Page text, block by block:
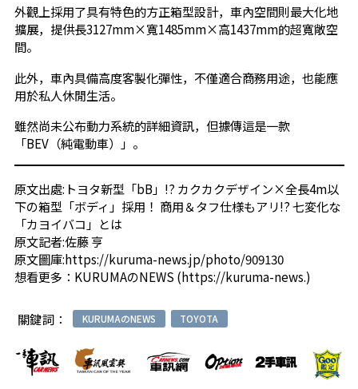
外觀上採用了具有特色的方正箱型設計，車內空間則最大化地
擴展，提供長3127mm×寬1485mm×高1437mm的超寬敞空
間。
此外，車內具備高度客製化彈性，不僅適合商務用途，也能應
用於私人休閒生活。
雖然尚未公布動力系統的詳細資訊，但據傳這是一款
「BEV（純電動車）」。
原文出處: トヨタ新型「bB」!? カクカクデザイン×全長4m以
下の箱型「ボディ」採用！ 商用＆タフ仕様もアリ!? 七変化な
「カヨイバコ」とは
原文記者:佐藤 亨
原文圖庫:https://kuruma-news.jp/photo/909130
想看更多： KURUMAのNEWS (https://kuruma-news.)
關鍵詞： KURUMAのNEWS TOYOTA